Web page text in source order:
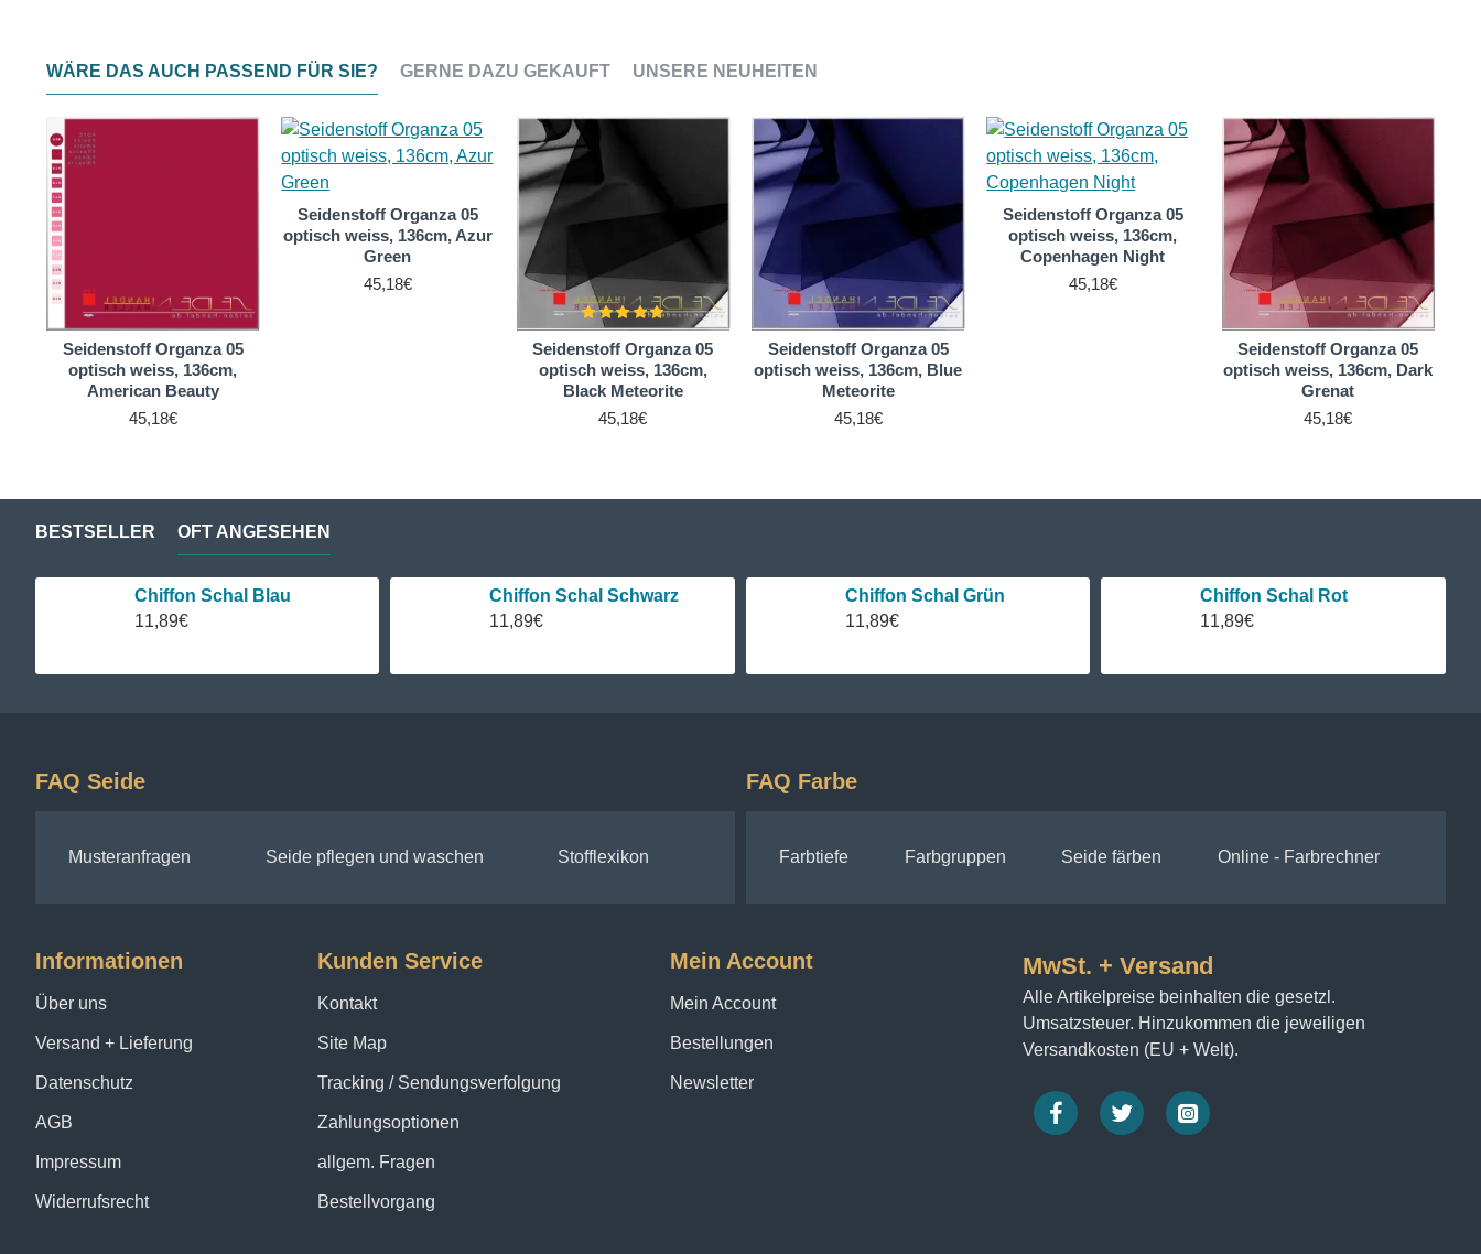
WÄRE DAS AUCH PASSEND FÜR SIE? GERNE DAZU GEKAUFT UNSERE NEUHEITEN
Seidenstoff Organza 05
optisch weiss, 136cm,
American Beauty
45,18€
Seidenstoff Organza 05
optisch weiss, 136cm, Azur
Green
45,18€
Seidenstoff Organza 05
optisch weiss, 136cm,
Black Meteorite
45,18€
Seidenstoff Organza 05
optisch weiss, 136cm, Blue
Meteorite
45,18€
Seidenstoff Organza 05
optisch weiss, 136cm,
Copenhagen Night
45,18€
Seidenstoff Organza 05
optisch weiss, 136cm, Dark
Grenat
45,18€
BESTSELLER OFT ANGESEHEN
Chiffon Schal Blau
11,89€
Chiffon Schal Schwarz
11,89€
Chiffon Schal Grün
11,89€
Chiffon Schal Rot
11,89€
FAQ Seide
Musteranfragen Seide pflegen und waschen Stofflexikon
FAQ Farbe
Farbtiefe Farbgruppen Seide färben Online - Farbrechner
Informationen
Über uns
Versand + Lieferung
Datenschutz
AGB
Impressum
Widerrufsrecht
Kunden Service
Kontakt
Site Map
Tracking / Sendungsverfolgung
Zahlungsoptionen
allgem. Fragen
Bestellvorgang
Mein Account
Mein Account
Bestellungen
Newsletter
MwSt. + Versand
Alle Artikelpreise beinhalten die gesetzl.
Umsatzsteuer. Hinzukommen die jeweiligen
Versandkosten (EU + Welt).